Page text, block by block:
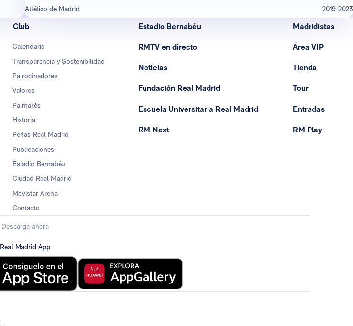
Atlético de Madrid 2019-2023
Club
Calendario
Transparencia y Sostenibilidad
Patrocinadores
Valores
Palmarés
Historia
Peñas Real Madrid
Publicaciones
Estadio Bernabéu
Ciudad Real Madrid
Movistar Arena
Contacto
Estadio Bernabéu
RMTV en directo
Noticias
Fundación Real Madrid
Escuela Universitaria Real Madrid
RM Next
Madridistas
Área VIP
Tienda
Tour
Entradas
RM Play
Descarga ahora
Real Madrid App